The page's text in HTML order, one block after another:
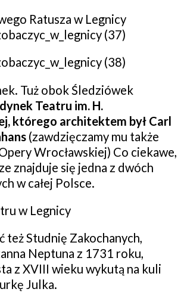
Tuż obok Śledziówek
Teatru im. H.
którego architektem był Carl
(zawdzięczamy mu także
Wrocławskiej) Co ciekawe,
znajduje się jedna z dwóch
w całej Polsce.
też Studnię Zakochanych,
Neptuna z 1731 roku,
z XVIII wieku wykutą na kuli
Julka.